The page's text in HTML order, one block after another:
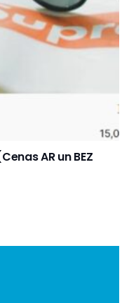
AR un BEZ